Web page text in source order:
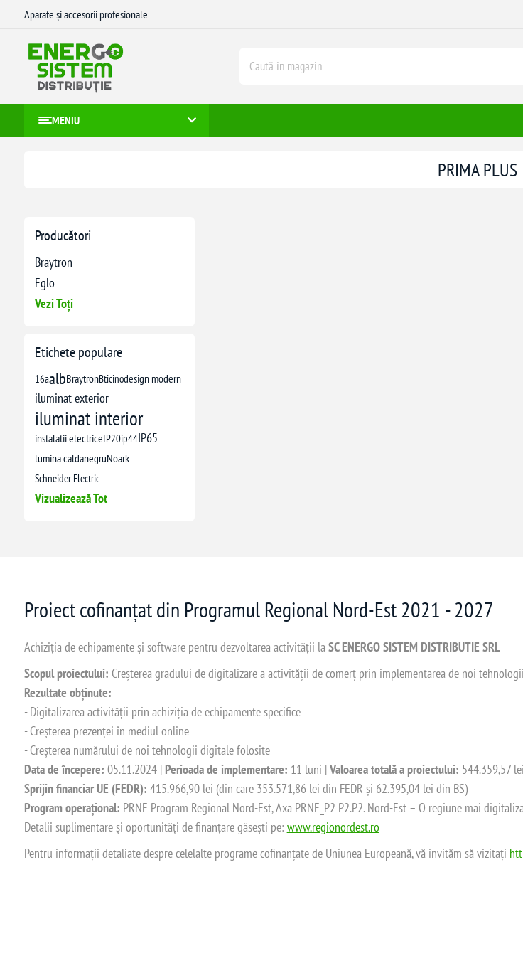
Aparate și accesorii profesionale
MENIU
Producători
Braytron
Eglo
Vezi Toți
Etichete populare
16aalbBraytronBticinodesign modern
iluminat exterior
iluminat interior
instalatii electriceIP20ip44IP65
lumina caldanegruNoark
Schneider Electric
Vizualizează Tot
PRIMA PLUS
Proiect cofinanțat din Programul Regional Nord-Est 2021 - 2027
Achiziția de echipamente și software pentru dezvoltarea activității laSC ENERGO SISTEM DISTRIBUTIE SRL
Scopul proiectului: Creșterea gradului de digitalizare a activității de comerț prin implementarea de noi
Rezultate obținute:
- Digitalizarea activității prin achiziția de echipamente specifice
- Creșterea prezenței în mediul online
- Creșterea numărului de noi tehnologii digitale folosite
Data de începere: 05.11.2024 | Perioada de implementare: 11 luni |Valoarea totală a proiectului: 544.359,57 lei
Sprijin financiar UE (FEDR): 415.966,90 lei (din care 353.571,86 lei din FEDR și 62.395,04 lei din BS)
Program operațional: PRNE Program Regional Nord-Est, Axa PRNE_P2 P2.P2. Nord-Est – O regiune mai
Detalii suplimentare și oportunități de finanțare găsești pe: www.regionordest.ro
Pentru informații detaliate despre celelalte programe cofinanțate de Uniunea Europeană, vă invităm să vizitați